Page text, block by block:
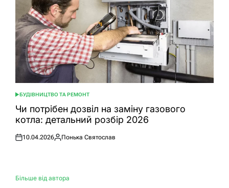
ОПУБЛІКУВАТИ
У
БУДІВНИЦТВО ТА РЕМОНТ
Чи потрібен дозвіл на заміну газового
котла: детальний розбір 2026
Оприлюднено
10.04.2026
Опубліковано
Понька Святослав
Більше від автора